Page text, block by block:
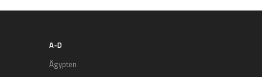
A-D
Ägypten